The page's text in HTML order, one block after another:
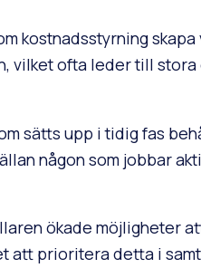
kostnadsstyrning
vilket ofta leder till
sätts upp i tidig fas
någon som jobbar
ökade möjligheter
prioritera detta i